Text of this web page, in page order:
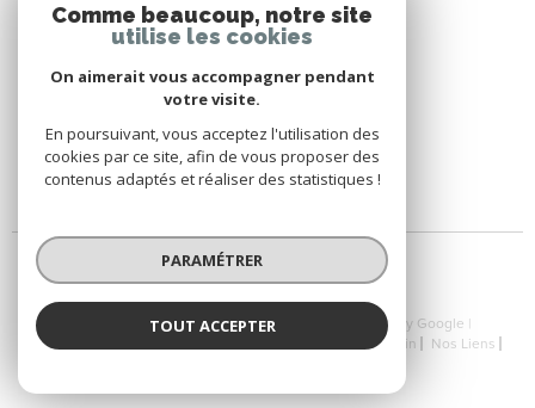
ESPACE PROPRIÉTAIRE
© 2026 | Tous droits réservés | Traduction powered by Google |
Nos Honoraires
Admin
Nos Liens
Comme beaucoup, notre site
utilise les cookies
On aimerait vous accompagner pendant
votre visite.
En poursuivant, vous acceptez l'utilisation des
cookies par ce site, afin de vous proposer des
contenus adaptés et réaliser des statistiques !
PARAMÉTRER
TOUT ACCEPTER